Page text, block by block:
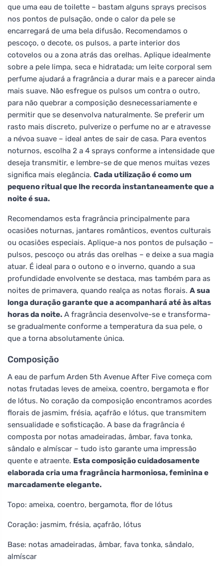
que uma eau de toilette – bastam alguns sprays precisos
nos pontos de pulsação, onde o calor da pele se
encarregará de uma bela difusão. Recomendamos o
pescoço, o decote, os pulsos, a parte interior dos
cotovelos ou a zona atrás das orelhas. Aplique idealmente
sobre a pele limpa, seca e hidratada; um leite corporal sem
perfume ajudará a fragrância a durar mais e a parecer ainda
mais suave. Não esfregue os pulsos um contra o outro,
para não quebrar a composição desnecessariamente e
permitir que se desenvolva naturalmente. Se preferir um
rasto mais discreto, pulverize o perfume no ar e atravesse
a névoa suave – ideal antes de sair de casa. Para eventos
noturnos, escolha 2 a 4 sprays conforme a intensidade que
deseja transmitir, e lembre-se de que menos muitas vezes
significa mais elegância. Cada utilização é como um
pequeno ritual que lhe recorda instantaneamente que a
noite é sua.
Recomendamos esta fragrância principalmente para
ocasiões noturnas, jantares românticos, eventos culturais
ou ocasiões especiais. Aplique-a nos pontos de pulsação –
pulsos, pescoço ou atrás das orelhas – e deixe a sua magia
atuar. É ideal para o outono e o inverno, quando a sua
profundidade envolvente se destaca, mas também para as
noites de primavera, quando realça as notas florais. A sua
longa duração garante que a acompanhará até às altas
horas da noite. A fragrância desenvolve-se e transforma-
se gradualmente conforme a temperatura da sua pele, o
que a torna absolutamente única.
Composição
A eau de parfum Arden 5th Avenue After Five começa com
notas frutadas leves de ameixa, coentro, bergamota e flor
de lótus. No coração da composição encontramos acordes
florais de jasmim, frésia, açafrão e lótus, que transmitem
sensualidade e sofisticação. A base da fragrância é
composta por notas amadeiradas, âmbar, fava tonka,
sândalo e almíscar – tudo isto garante uma impressão
quente e atraente. Esta composição cuidadosamente
elaborada cria uma fragrância harmoniosa, feminina e
marcadamente elegante.
Topo: ameixa, coentro, bergamota, flor de lótus
Coração: jasmim, frésia, açafrão, lótus
Base: notas amadeiradas, âmbar, fava tonka, sândalo,
almíscar